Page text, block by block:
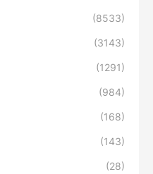
(8533)
(3143)
(1291)
(984)
(168)
(143)
(28)